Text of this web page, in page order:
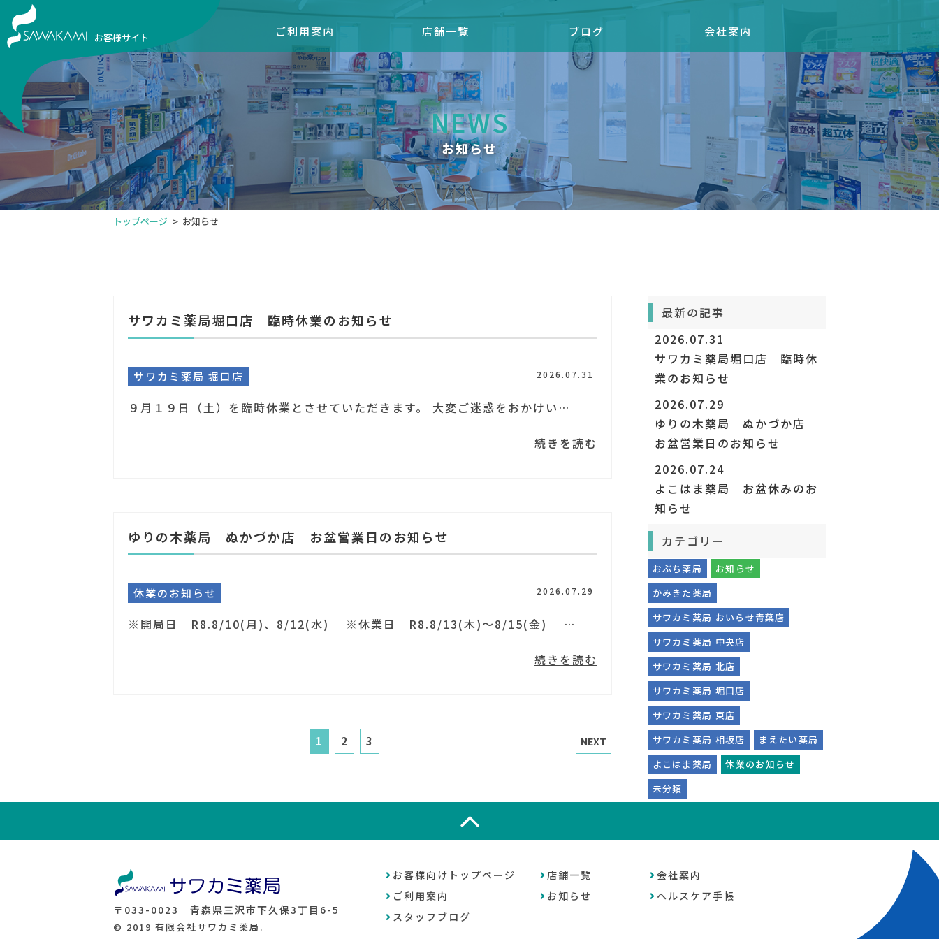
お客様サイト ご利用案内 店舗一覧 ブログ 会社案内
NEWS
お知らせ
トップページ お知らせ
サワカミ薬局堀口店 臨時休業のお知らせ
サワカミ薬局 堀口店 2026.07.31
９月１９日（土）を臨時休業とさせていただきます。 大変ご迷惑をおかけいたします。...
続きを読む
ゆりの木薬局 ぬかづか店 お盆営業日のお知らせ
休業のお知らせ 2026.07.29
※開局日 R8.8/10(月)、8/12(水) ※休業日 R8.8/13(木)～8/15(金) ご不便、ご迷惑おかけいたします。...
続きを読む
1 2 3 NEXT
最新の記事
2026.07.31
サワカミ薬局堀口店 臨時休
業のお知らせ
2026.07.29
ゆりの木薬局 ぬかづか店
お盆営業日のお知らせ
2026.07.24
よこはま薬局 お盆休みのお
知らせ
カテゴリー
おぶち薬局
お知らせ
かみきた薬局
サワカミ薬局 おいらせ青葉店
サワカミ薬局 中央店
サワカミ薬局 北店
サワカミ薬局 堀口店
サワカミ薬局 東店
サワカミ薬局 相坂店
まえたい薬局
よこはま薬局
休業のお知らせ
未分類
お客様向けトップページ 店舗一覧
会社案内
ご利用案内
お知らせ
ヘルスケア手帳
スタッフブログ
〒033-0023 青森県三沢市下久保3丁目6-5
© 2019 有限会社サワカミ薬局.